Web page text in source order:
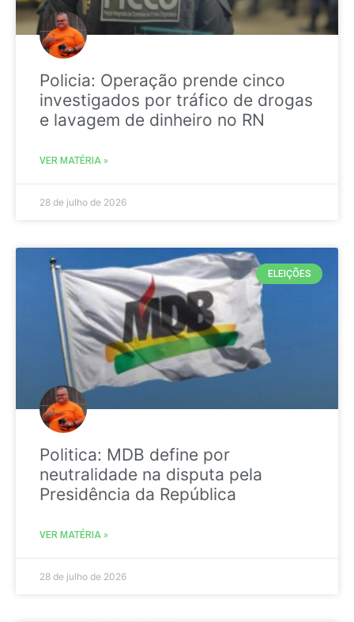
Policia: Operação prende cinco
investigados por tráfico de drogas
e lavagem de dinheiro no RN
VER MATÉRIA »
28 de julho de 2026
ELEIÇÕES
Politica: MDB define por
neutralidade na disputa pela
Presidência da República
VER MATÉRIA »
28 de julho de 2026